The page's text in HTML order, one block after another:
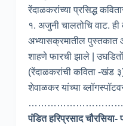
रेंदाळकरांच्या प्रसिद्ध
१. अजुनी चालतोचि वाट. ही
अभ्यासक्रमातील पुस्तकात
शाहणे फारची झाले |
(रेंदाळकरांची कविता -खंड
शेवाळकर यांच्या
पंडित हरिप्रसाद